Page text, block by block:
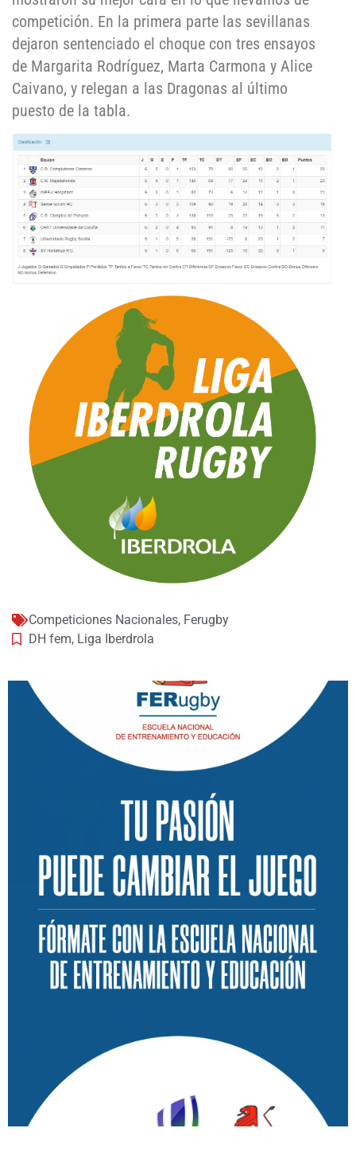
competición. En la primera parte las sevillanas
dejaron sentenciado el choque con tres ensayos
de Margarita Rodríguez, Marta Carmona y Alice
Caivano, y relegan a las Dragonas al último
puesto de la tabla.
Competiciones Nacionales, Ferugby
DH fem, Liga Iberdrola